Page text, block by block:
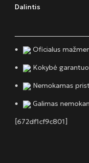
Dalintis
Oficialus
Kokybė
Nemokamas
Galimas
[672df1cf9c801]